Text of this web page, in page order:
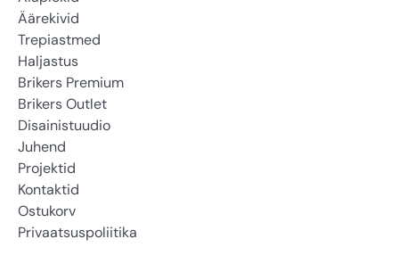
Äärekivid
Trepiastmed
Haljastus
Brikers Premium
Brikers Outlet
Disainistuudio
Juhend
Projektid
Kontaktid
Ostukorv
Privaatsuspoliitika